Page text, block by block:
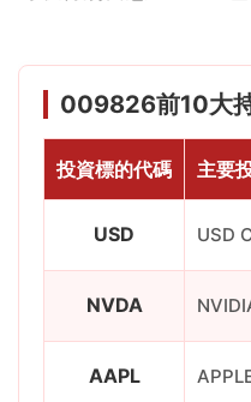
009826前10大
投資標的代碼 主要
USD USD
NVDA
AAPL